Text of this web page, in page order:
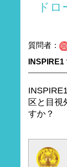
ド
質問者：
INSPIRE1
区と目視
すか？